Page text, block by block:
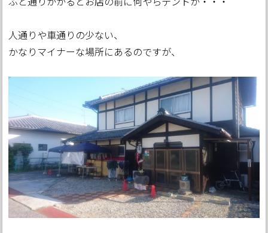
人通りや車通りの少ない、
かなりマイナーな場所にあるのですが、